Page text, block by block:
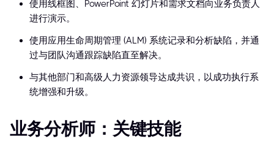
使用线框图、PowerPoint 幻灯片和需求文档向业务负责人
进行演示。
使用应用生命周期管理 (ALM) 系统记录和分析缺陷，并通
过与团队沟通跟踪缺陷直至解决。
与其他部门和高级人力资源领导达成共识，以成功执行系
统增强和升级。
业务分析师：关键技能